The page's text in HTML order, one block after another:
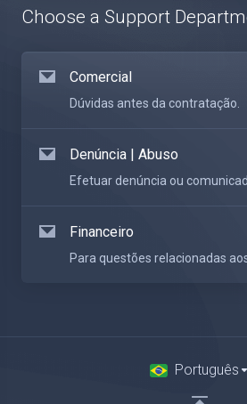
Choose a Support
Comercial
Dúvidas antes da contratação.
Denúncia | Abuso
Efetuar denúncia ou
Financeiro
Para questões relacionadas
Português